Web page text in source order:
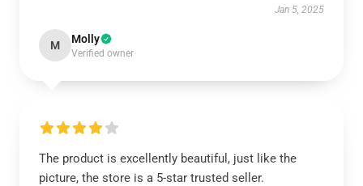
Jan 5, 2025
M Molly
Verified owner
The product is excellently beautiful, just like the
picture, the store is a 5-star trusted seller.